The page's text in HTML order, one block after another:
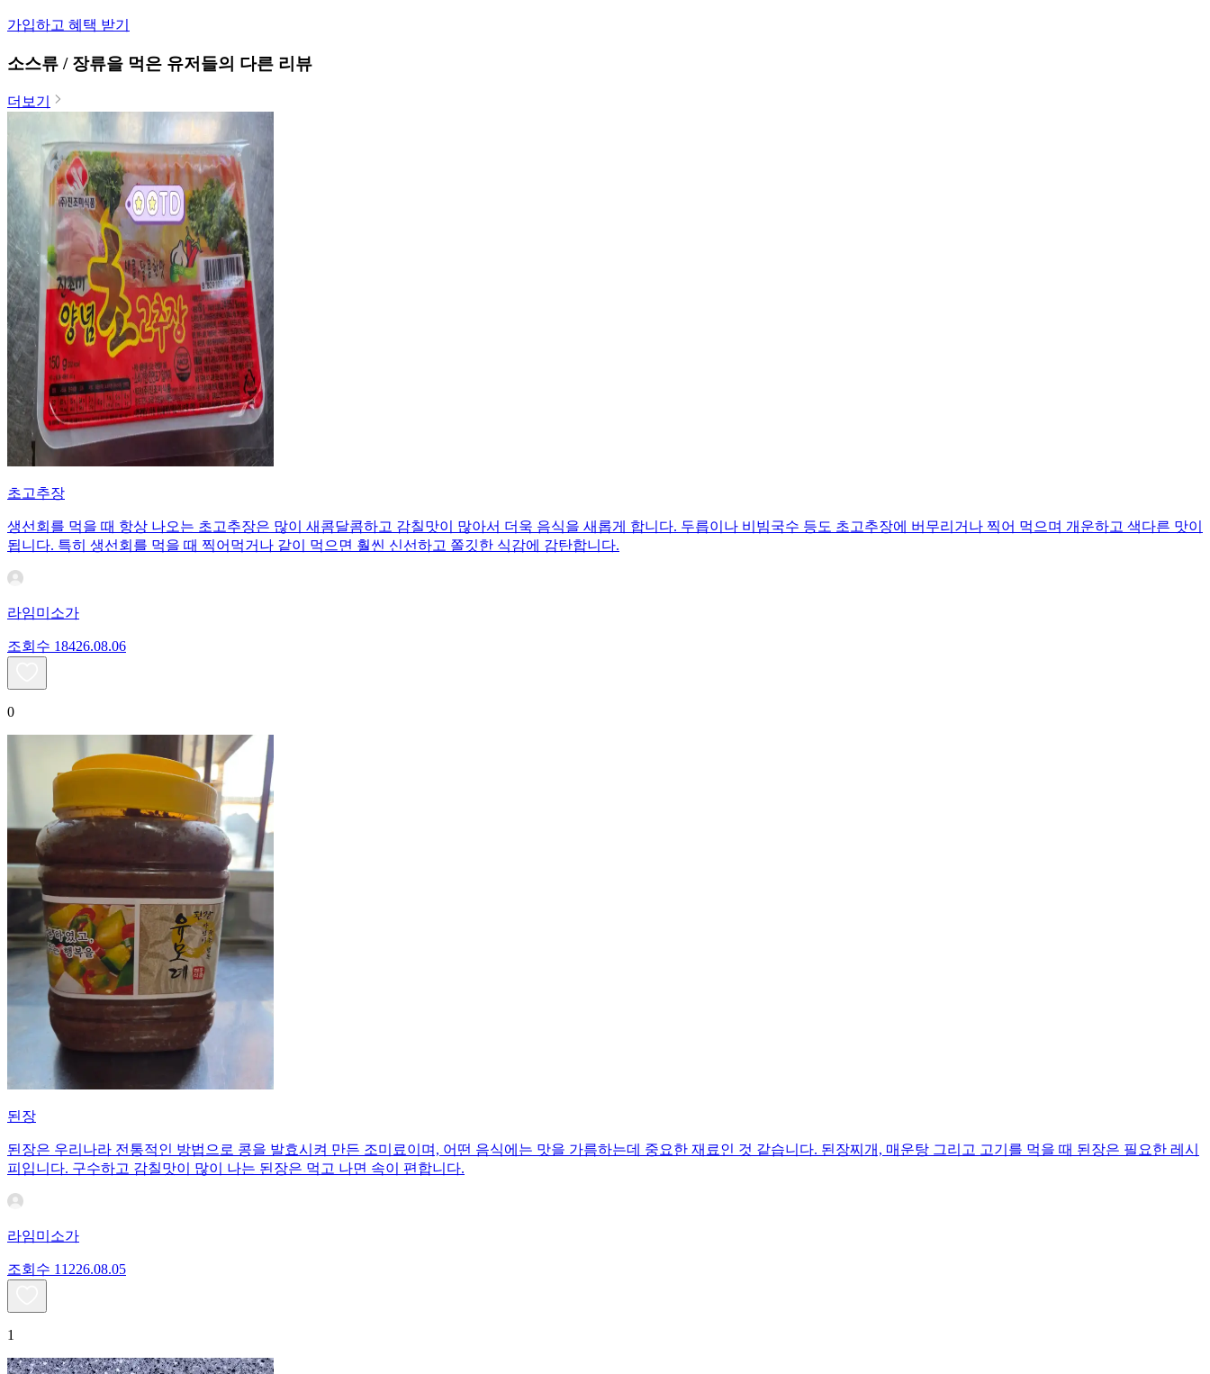
가입하고 혜택 받기
소스류 / 장류을 먹은 유저들의 다른 리뷰
더보기
초고추장
생선회를 먹을 때 항상 나오는 초고추장은 많이 새콤달콤하고 감칠맛이 많아서 더욱 음식을 새롭게 합니다. 두릅이나 비빔국수 등도 초고추장에 버무리거나 찍어 먹으며 개운하고 색다른 맛이
됩니다. 특히 생선회를 먹을 때 찍어먹거나 같이 먹으면 훨씬 신선하고 쫄깃한 식감에 감탄합니다.
라임미소가
조회수 18426.08.06
0
된장
된장은 우리나라 전통적인 방법으로 콩을 발효시켜 만든 조미료이며, 어떤 음식에는 맛을 가름하는데 중요한 재료인 것 같습니다. 된장찌개, 매운탕 그리고 고기를 먹을 때 된장은 필요한 레시
피입니다. 구수하고 감칠맛이 많이 나는 된장은 먹고 나면 속이 편합니다.
라임미소가
조회수 11226.08.05
1